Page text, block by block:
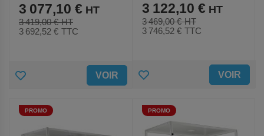
3 419,00 €
3 077,10 €
3 692,52 € TTC
AJOUTER
FAVORIS
VOIR
3 469,00 €
3 122,10 €
3 746,52 € TTC
AJOUTER
FAVORIS
VOIR
PROMO PROMO